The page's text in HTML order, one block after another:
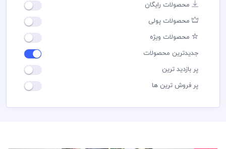
محصولات رایگان
محصولات پولی
محصولات ویژه
جدیدترین محصولات
پر بازدید ترین
پر فروش ترین ها